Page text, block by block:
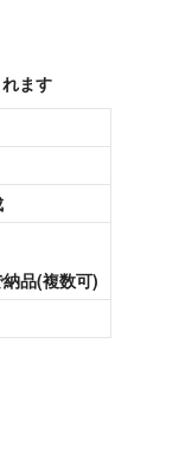
ます
品(複数可)